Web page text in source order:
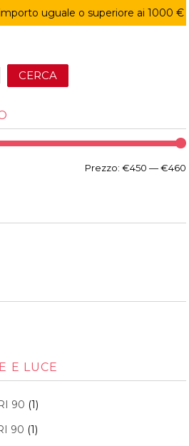
uguale o superiore ai 1000 €
CERCA
Prezzo: €450 —€460
E LUCE
90 (1)
90 (1)